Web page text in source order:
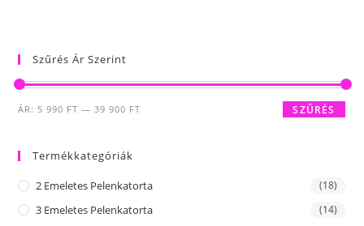
Szűrés Ár Szerint
Min
Max
SZŰRÉS
ÁR: 5 990 FT —39 900 FT
Termékkategóriák
2 Emeletes Pelenkatorta (18)
3 Emeletes Pelenkatorta (14)